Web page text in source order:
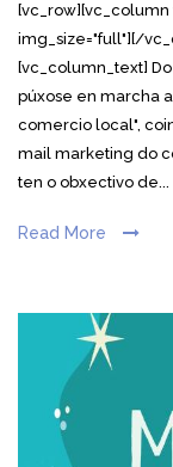
img_size="full"][/
[vc_column_text]
púxose en marcha
comercio local",
mail marketing do
ten o obxectivo de...
Read More